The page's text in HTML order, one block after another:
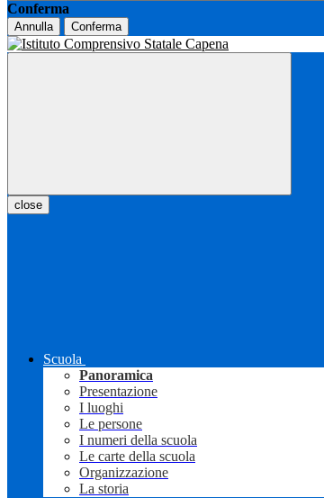
Conferma
Annulla Conferma
close
Scuola
Panoramica
Presentazione
I luoghi
Le persone
I numeri della scuola
Le carte della scuola
Organizzazione
La storia